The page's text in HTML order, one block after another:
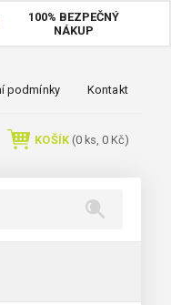
100% BEZPEČNÝ
NÁKUP
podmínky Kontakt
KOŠÍK(0ks, 0 Kč)